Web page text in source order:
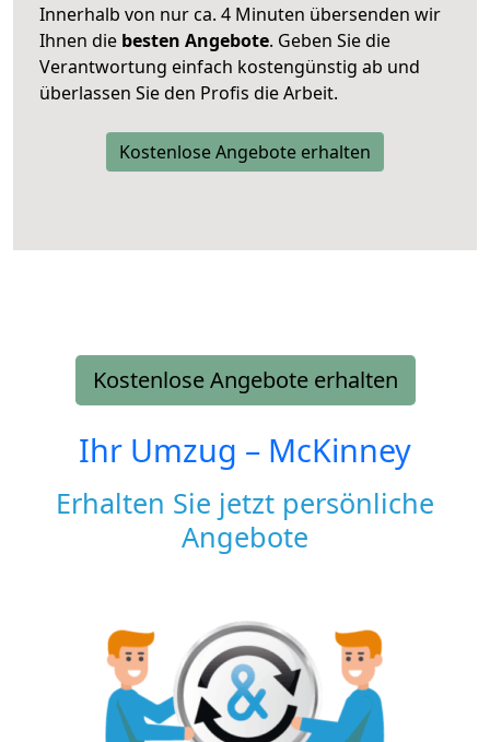
Innerhalb von nur ca. 4 Minuten übersenden wir
Ihnen die besten Angebote. Geben Sie die
Verantwortung einfach kostengünstig ab und
überlassen Sie den Profis die Arbeit.
Kostenlose Angebote erhalten
Kostenlose Angebote erhalten
Ihr Umzug – McKinney
Erhalten Sie jetzt persönliche
Angebote